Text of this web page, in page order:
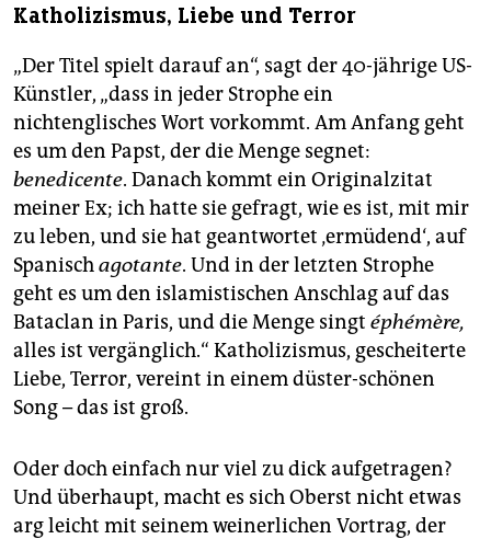
Katholizismus, Liebe und Terror
„Der Titel spielt darauf an“, sagt der 40-jährige US-
Künstler, „dass in jeder Strophe ein
nichtenglisches Wort vorkommt. Am Anfang geht
es um den Papst, der die Menge segnet:
benedicente. Danach kommt ein Originalzitat
meiner Ex; ich hatte sie gefragt, wie es ist, mit mir
zu leben, und sie hat geantwortet ‚ermüdend‘, auf
Spanischagotante. Und in der letzten Strophe
geht es um den islamistischen Anschlag auf das
Bataclan in Paris, und die Menge singt éphémère,
alles ist vergänglich.“ Katholizismus, gescheiterte
Liebe, Terror, vereint in einem düster-schönen
Song – das ist groß.
Oder doch einfach nur viel zu dick aufgetragen?
Und überhaupt, macht es sich Oberst nicht etwas
arg leicht mit seinem weinerlichen Vortrag, der